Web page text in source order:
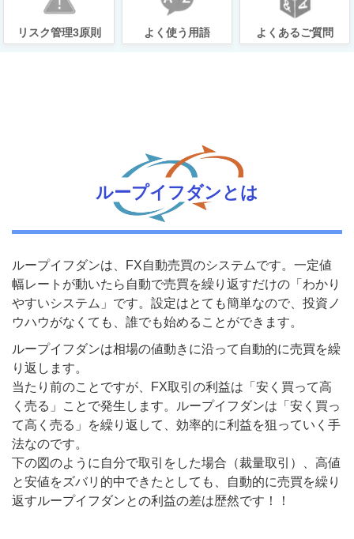
リスク管理3原則 よく使う用語 よくあるご質問
ループイフダンとは
ループイフダンは、FX自動売買のシステムです。一定値
幅レートが動いたら自動で売買を繰り返すだけの「わかり
やすいシステム」です。設定はとても簡単なので、投資ノ
ウハウがなくても、誰でも始めることができます。
ループイフダンは相場の値動きに沿って自動的に売買を繰
り返します。
当たり前のことですが、FX取引の利益は「安く買って高
く売る」ことで発生します。ループイフダンは「安く買っ
て高く売る」を繰り返して、効率的に利益を狙っていく手
法なのです。
下の図のように自分で取引をした場合（裁量取引）、高値
と安値をズバリ的中できたとしても、自動的に売買を繰り
返すループイフダンとの利益の差は歴然です！！